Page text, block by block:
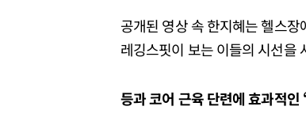
공개된 영상 속 한지혜는 헬스
레깅스핏이 보는 이들의 시선을
등과 코어 근육 단련에 효과적인